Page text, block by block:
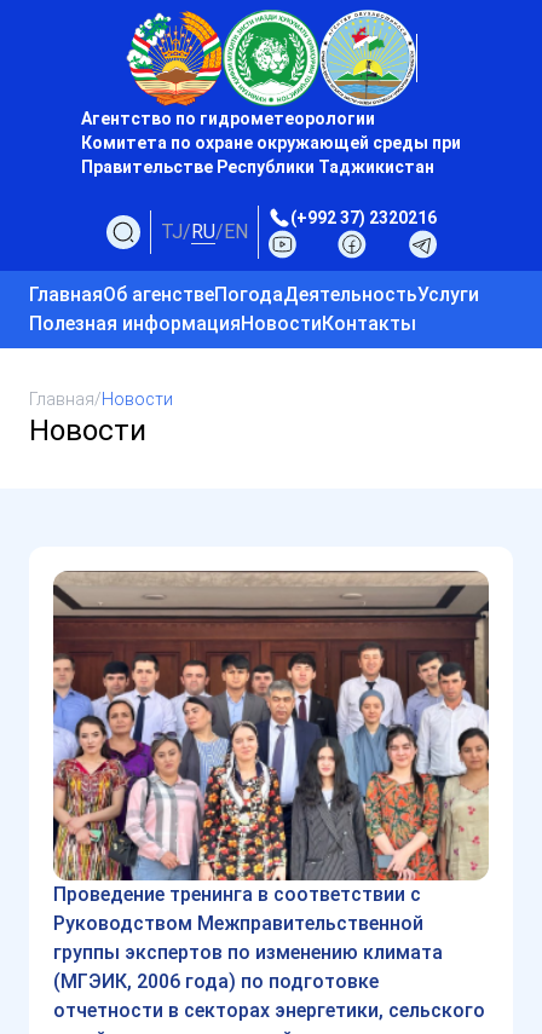
Агентство по гидрометеорологии
Комитета по охране окружающей среды при
Правительстве Республики Таджикистан
TJ/RU/EN
(+992 37) 2320216
ГлавнаяОб агенствеПогодаДеятельностьУслуги
Полезная информацияНовостиКонтакты
Главная/Новости
Новости
Проведение тренинга в соответствии с
Руководством Межправительственной
группы экспертов по изменению климата
(МГЭИК, 2006 года) по подготовке
отчетности в секторах энергетики, сельского